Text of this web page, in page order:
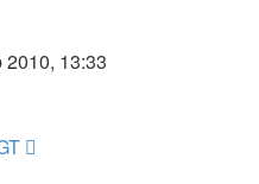
2010, 13:33